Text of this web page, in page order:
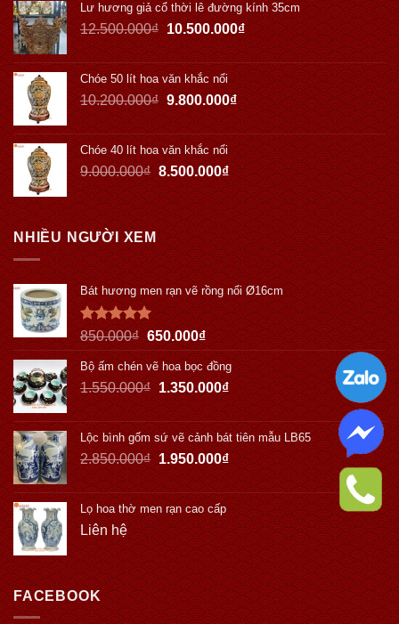
Lư hương giả cổ thời lê đường kính 35cm
12.500.000₫ 10.500.000₫
Chóe 50 lít hoa văn khắc nổi
10.200.000₫ 9.800.000₫
Chóe 40 lít hoa văn khắc nổi
9.000.000₫ 8.500.000₫
NHIỀU NGƯỜI XEM
Bát hương men rạn vẽ rồng nổi Ø16cm
Được xếp
hạng5.00
5 sao
850.000₫ 650.000₫
Bộ ấm chén vẽ hoa bọc đồng
1.550.000₫ 1.350.000₫
Lộc bình gốm sứ vẽ cảnh bát tiên mẫu LB65
2.850.000₫ 1.950.000₫
Lọ hoa thờ men rạn cao cấp
Liên hệ
FACEBOOK